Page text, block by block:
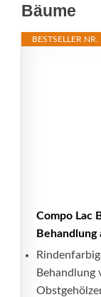
Bäume
BESTSELLER NR.
Compo Lac
Behandlung